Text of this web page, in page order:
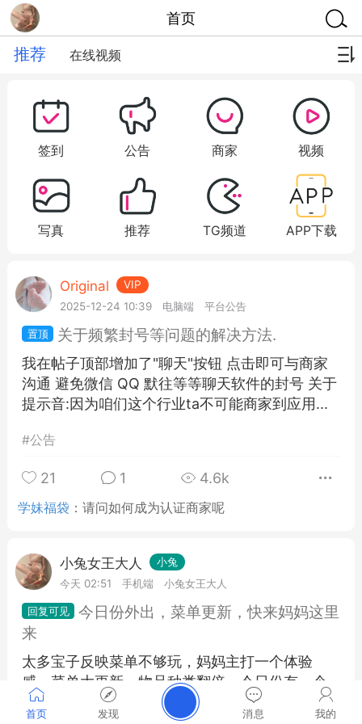
首页 发现 消息 我的
首页
推荐 在线视频
签到 公告 商家 视频
写真 推荐 TG频道 APP下载
Original
VIP
2025-12-24 10:39
电脑端 平台公告
关于频繁封号等问题的解决方法.
我在帖子顶部增加了"聊天"按钮 点击即可与商家
沟通 避免微信 QQ 默往等等聊天软件的封号 关于
提示音:因为咱们这个行业ta不可能商家到应用...
#公告
21 1 4.6k
学妹福袋 ：请问如何成为认证商家呢
小兔女王大人
小兔
今天 02:51
手机端 小兔女王大人
今日份外出，菜单更新，快来妈妈这里
来
太多宝子反映菜单不够玩，妈妈主打一个体验
感，菜单大更新，物品种类翻倍，今日份有一个
算一个，下单送价值200福利，全部打九折，宝子